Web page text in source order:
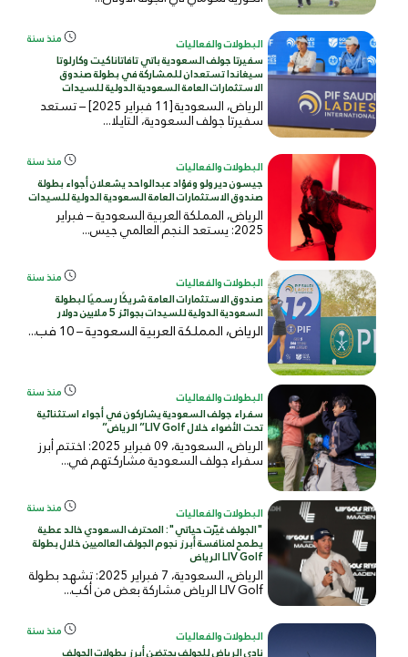
البطولات والفعاليات منذ سنة
سفيرتا جولف السعودية باتي تافاتاناكيت وكارلوتا
سيغاندا تستعدان للمشاركة في بطولة صندوق
الاستثمارات العامة السعودية الدولية للسيدات
الرياض، السعودية [11 فبراير 2025] – تستعد
سفيرتا جولف السعودية، التايلا...
البطولات والفعاليات منذ سنة
جيسون ديرولو وفؤاد عبدالواحد يشعلان أجواء بطولة
صندوق الاستثمارات العامة السعودية الدولية للسيدات
الرياض، المملكة العربية السعودية – فبراير
2025: يستعد النجم العالمي جيس...
البطولات والفعاليات منذ سنة
صندوق الاستثمارات العامة شريكًا رسميًا لبطولة
السعودية الدولية للسيدات بجوائز 5 ملايين دولار
الرياض، المملكة العربية السعودية – 10 فب...
البطولات والفعاليات منذ سنة
سفراء جولف السعودية يشاركون في أجواء استثنائية
تحت الأضواء خلال LIV Golf” الرياض”
الرياض، السعودية، 09 فبراير 2025: اختتم أبرز
سفراء جولف السعودية مشاركتهم في...
البطولات والفعاليات منذ سنة
"الجولف غيّرت حياتي": المحترف السعودي خالد عطية
يطمح لمنافسة أبرز نجوم الجولف العالميين خلال بطولة
LIV Golf الرياض
الرياض، السعودية، 7 فبراير 2025: تشهد بطولة
LIV Golf الرياض مشاركة بعض من أكب...
البطولات والفعاليات منذ سنة
نادي الرياض للجولف يحتضن أبرز بطولات الجولف